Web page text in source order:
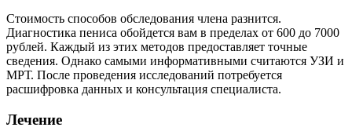
Стоимость способов обследования члена разнится.
Диагностика пениса обойдется вам в пределах от 600 до 7000
рублей. Каждый из этих методов предоставляет точные
сведения. Однако самыми информативными считаются УЗИ и
МРТ. После проведения исследований потребуется
расшифровка данных и консультация специалиста.
Лечение